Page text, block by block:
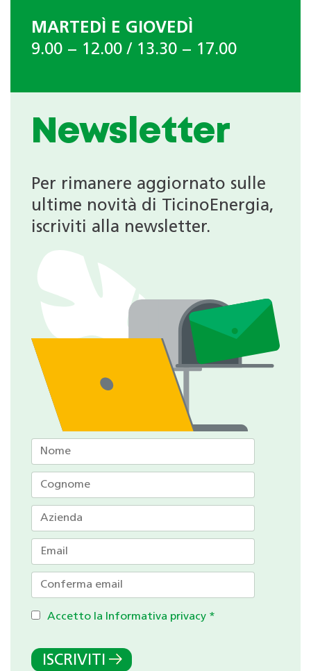
MARTEDÌ E GIOVEDÌ
9.00 − 12.00 / 13.30 − 17.00
Newsletter
Per rimanere aggiornato sulle
ultime novità di TicinoEnergia,
iscriviti alla newsletter.
Accetto la Informativa privacy *
ISCRIVITI